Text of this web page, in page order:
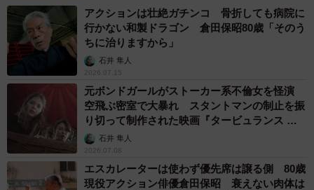
アクションは壮絶ガチンコ 骨折しても病院に
行かない和製ドラゴン 倉田保昭80歳「そのう
ちに治りますから」
石井 隼人
2026.07.15
元ボンドガールがストーカー系不倫女を怪演
空飛ぶ密室で大暴れ スタントマンの制止を振
り切って制作された映画『タービュランス 絶
空16000フィート』
石井 隼人
2026.07.08
エスカレーターは使わず優先席は譲る側 80歳
現役アクション俳優倉田保昭 衰えない肉体は